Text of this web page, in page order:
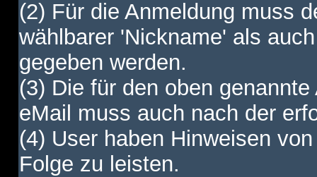
(2) Für die Anmeldung muss
wählbarer 'Nickname' als
gegeben werden.
(3) Die für den oben
eMail muss auch nach der
(4) User haben Hinweisen
Folge zu leisten.